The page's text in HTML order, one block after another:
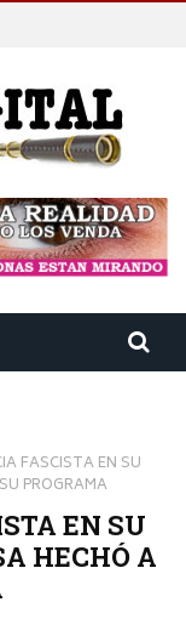
FASCISTA EN SU
PROGRAMA
EN SU
HECHÓ A